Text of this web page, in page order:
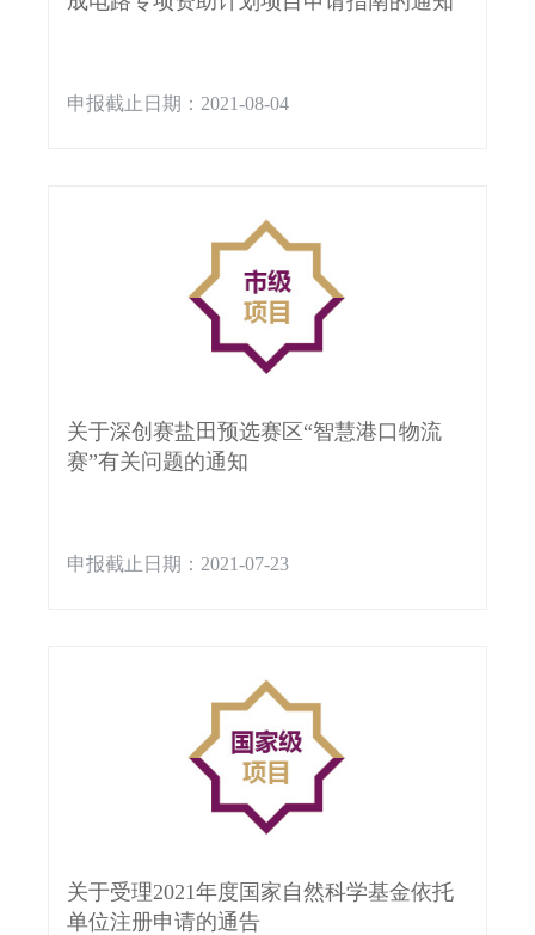
申报截止日期：2021-08-04
关于深创赛盐田预选赛区“智慧港口物流
赛”有关问题的通知
申报截止日期：2021-07-23
关于受理2021年度国家自然科学基金依托
单位注册申请的通告